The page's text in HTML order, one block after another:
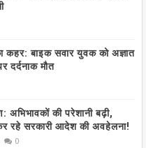
कहर: बाइक सवार युवक को अज्ञात
दर्दनाक मौत
अभिभावकों की परेशानी बढ़ी,
रहे सरकारी आदेश की अवहेलना!
0